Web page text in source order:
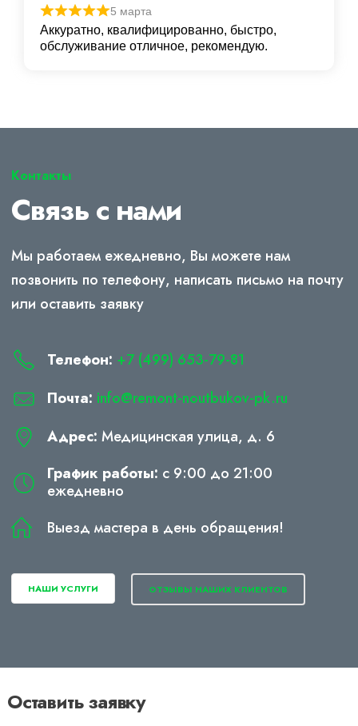
5 марта
Аккуратно, квалифицированно, быстро,
обслуживание отличное, рекомендую.
Контакты
Связь с нами
Мы работаем ежедневно, Вы можете нам
позвонить по телефону, написать письмо на почту
или оставить заявку
Телефон: +7 (499) 653-79-81
Почта: info@remont-noutbukov-pk.ru
Адрес: Медицинская улица, д. 6
График работы: с 9:00 до 21:00
ежедневно
Выезд мастера в день обращения!
НАШИ УСЛУГИ ОТЗЫВЫ НАШИХ КЛИЕНТОВ
Оставить заявку